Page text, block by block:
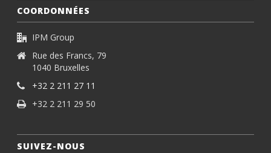
COORDONNÉES
IPM Group
Rue des Francs, 79
1040 Bruxelles
+32 2 211 27 11
+32 2 211 29 50
SUIVEZ-NOUS